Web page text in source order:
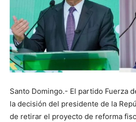
Santo Domingo.- El partido Fuerza
la decisión del presidente de la
de retirar el proyecto de reforma